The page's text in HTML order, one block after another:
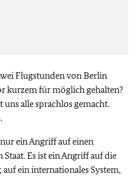
Flugstunden von Berlin
kurzem für möglich gehalten?
alle sprachlos gemacht.
ein Angriff auf einen
Es ist ein Angriff auf die
ein internationales System,